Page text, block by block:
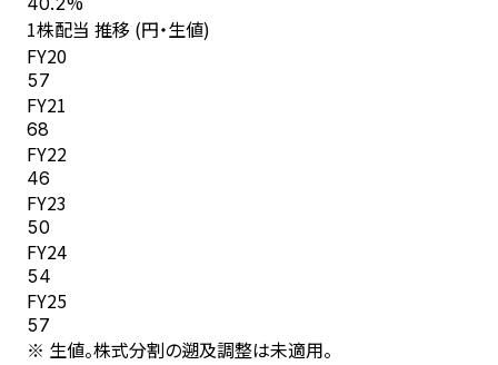
1株配当 推移 (円・生値)
FY20
57
FY21
68
FY22
46
FY23
50
FY24
54
FY25
57
※ 生値。株式分割の遡及調整は未適用。